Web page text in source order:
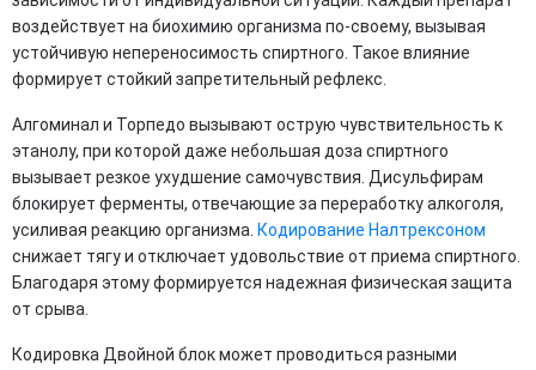
воздействует на биохимию организма по-своему, вызывая
устойчивую непереносимость спиртного. Такое влияние
формирует стойкий запретительный рефлекс.
Алгоминал и Торпедо вызывают острую чувствительность к
этанолу, при которой даже небольшая доза спиртного
вызывает резкое ухудшение самочувствия. Дисульфирам
блокирует ферменты, отвечающие за переработку алкоголя,
усиливая реакцию организма. Кодирование Налтрексоном
снижает тягу и отключает удовольствие от приема спиртного.
Благодаря этому формируется надежная физическая защита
от срыва.
Кодировка Двойной блок может проводиться разными